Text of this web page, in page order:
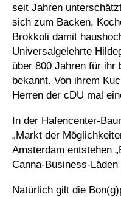
seit Jahren
sich zum Backen,
Brokkoli damit
Universalgelehrte
über 800 Jahren für ihr
bekannt. Von ihrem
Herren der cDU mal
In der Hafencenter-
„Markt der
Amsterdam entstehen
Natürlich gilt die